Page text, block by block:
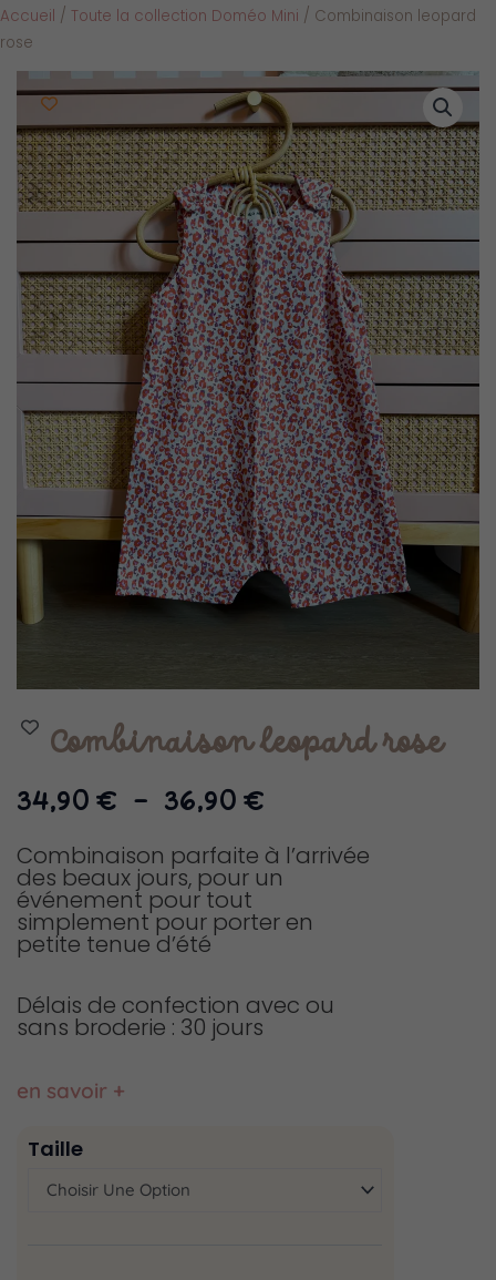
Accueil / Toute la collection Doméo Mini / Combinaison leopard
rose
Combinaison leopard rose
34,90 € – 36,90 €Plage
prix :
34,90 €
36,90 €
Combinaison parfaite à l’arrivée
des beaux jours, pour un
événement pour tout
simplement pour porter en
petite tenue d’été
Délais de confection avec ou
sans broderie : 30 jours
en savoir +
Taille
Combinaison
leopard